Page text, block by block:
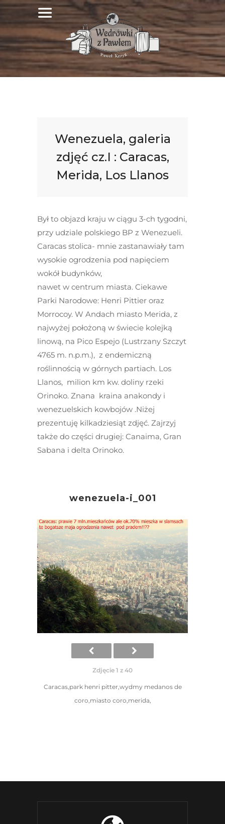
Wenezuela, galeria
zdjęć cz.I : Caracas,
Merida, Los Llanos
Był to objazd kraju w ciągu 3-ch tygodni,
przy udziale polskiego BP z Wenezueli.
Caracas stolica- mnie zastanawiały tam
wysokie ogrodzenia pod napięciem
wokół budynków,
nawet w centrum miasta. Ciekawe
Parki Narodowe: Henri Pittier oraz
Morrocoy. W Andach miasto Merida, z
najwyżej położoną w świecie kolejką
linową, na Pico Espejo (Lustrzany Szczyt
4765 m. n.p.m.), z endemiczną
roślinnością w górnych partiach. Los
Llanos, milion km kw. doliny rzeki
Orinoko. Znana kraina anakondy i
wenezuelskich kowbojów .Niżej
prezentuję kilkadziesiąt zdjęć. Zajrzyj
także do części drugiej: Canaima, Gran
Sabana i delta Orinoko.
wenezuela-i_001
Zdjęcie 1 z 40
Caracas,park henri pitter,wydmy medanos de
coro,miasto coro,merida,